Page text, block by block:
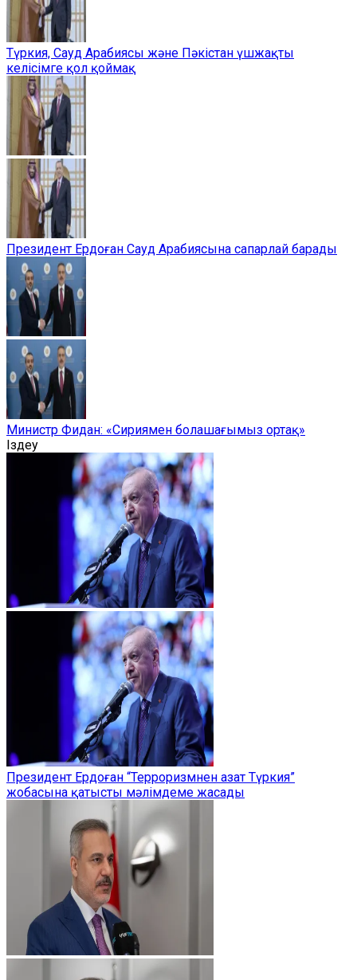
Түркия, Сауд Арабиясы және Пәкістан үшжақты
келісімге қол қоймақ
Президент Ердоған Сауд Арабиясына сапарлай барады
Министр Фидан: «Сириямен болашағымыз ортақ»
Іздеу
Президент Ердоған “Терроризмнен азат Түркия”
жобасына қатысты мәлімдеме жасады